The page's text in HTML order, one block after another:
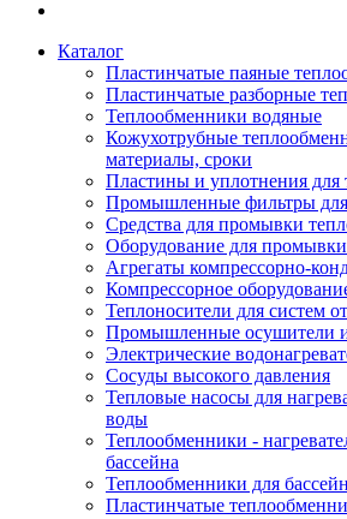
Каталог
Пластинчатые паяные
Пластинчатые разборные
Теплообменники водяные
Кожухотрубные
материалы, сроки
Пластины и уплотнения для
Промышленные фильтры
Средства для промывки
Оборудование для
Агрегаты компрессорно-
Компрессорное
Теплоносители для систем
Промышленные осушители
Электрические
Сосуды высокого давления
Тепловые насосы для
воды
Теплообменники -
бассейна
Теплообменники для
Пластинчатые